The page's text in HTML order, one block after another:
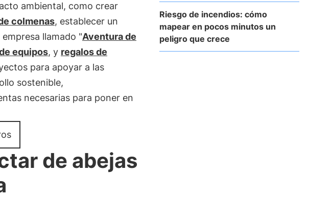
ambiental, como crear
colmenas, establecer un
llamado "Aventura de
equipos, y regalos de
para apoyar a las
sostenible,
necesarias para poner en
de abejas
Riesgo de incendios: cómo
mapear en pocos minutos un
peligro que crece